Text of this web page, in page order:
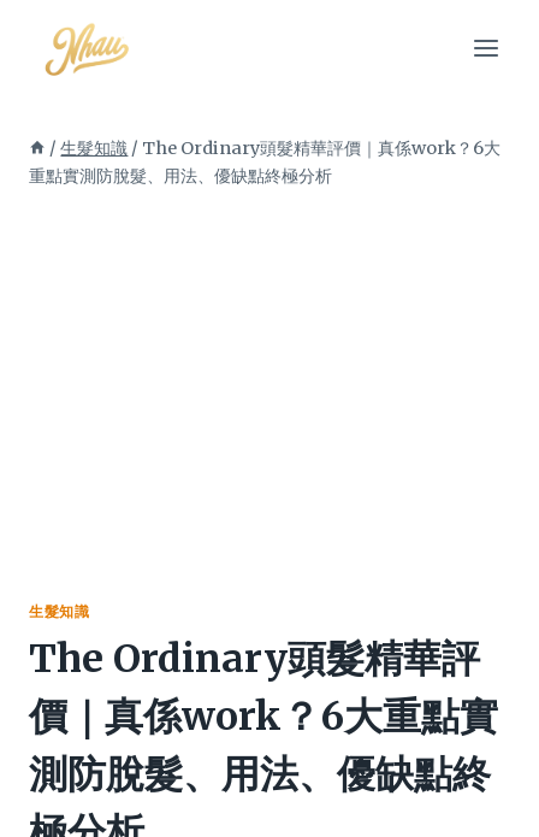
content
/ 生髮知識 / The Ordinary頭髮精華評價｜真係work？6大
重點實測防脫髮、用法、優缺點終極分析
生髮知識
The Ordinary頭髮精華評
價｜真係work？6大重點實
測防脫髮、用法、優缺點終